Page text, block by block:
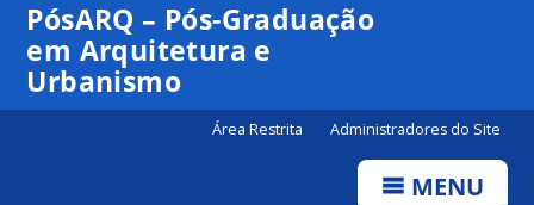
PósARQ – Pós-Graduação
em Arquitetura e
Urbanismo
Área Restrita Administradores do Site
MENU